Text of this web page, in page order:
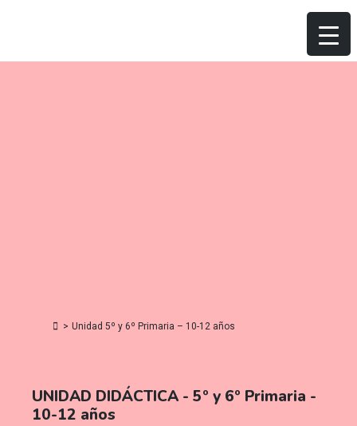
> Unidad 5º y 6º Primaria – 10-12 años
UNIDAD DIDÁCTICA - 5º y 6º Primaria -
10-12 años